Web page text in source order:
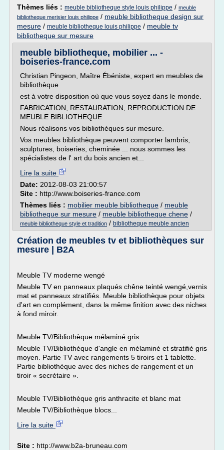
Thèmes liés : meuble bibliotheque style louis philippe / meuble
bibliotheque merisier louis philippe / meuble bibliotheque design sur
mesure / meuble bibliotheque louis philippe / meuble tv
bibliotheque sur mesure
meuble bibliotheque, mobilier ... -
boiseries-france.com
Christian Pingeon, Maître Ébéniste, expert en meubles de
bibliothèque
est à votre disposition où que vous soyez dans le monde.
FABRICATION, RESTAURATION, REPRODUCTION DE
MEUBLE BIBLIOTHEQUE
Nous réalisons vos bibliothèques sur mesure.
Vos meubles bibliothèque peuvent comporter lambris,
sculptures, boiseries, cheminée ... nous sommes les
spécialistes de l' art du bois ancien et...
Lire la suite
Date: 2012-08-03 21:00:57
Site : http://www.boiseries-france.com
Thèmes liés : mobilier meuble bibliotheque / meuble
bibliotheque sur mesure / meuble bibliotheque chene /
meuble bibliotheque style et tradition / bibliotheque meuble ancien
Création de meubles tv et bibliothèques sur
mesure | B2A
Meuble TV moderne wengé
Meuble TV en panneaux plaqués chêne teinté wengé,vernis
mat et panneaux stratifiés. Meuble bibliothèque pour objets
d'art en complément, dans la même finition avec des niches
à fond miroir.
Meuble TV/Bibliothèque mélaminé gris
Meuble TV/Bibliothèque d'angle en mélaminé et stratifié gris
moyen. Partie TV avec rangements 5 tiroirs et 1 tablette.
Partie bibliothèque avec des niches de rangement et un
tiroir « secrétaire ».
Meuble TV/Bibliothèque gris anthracite et blanc mat
Meuble TV/Bibliothèque blocs...
Lire la suite
Site : http://www.b2a-bruneau.com